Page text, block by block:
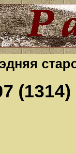
(1314)